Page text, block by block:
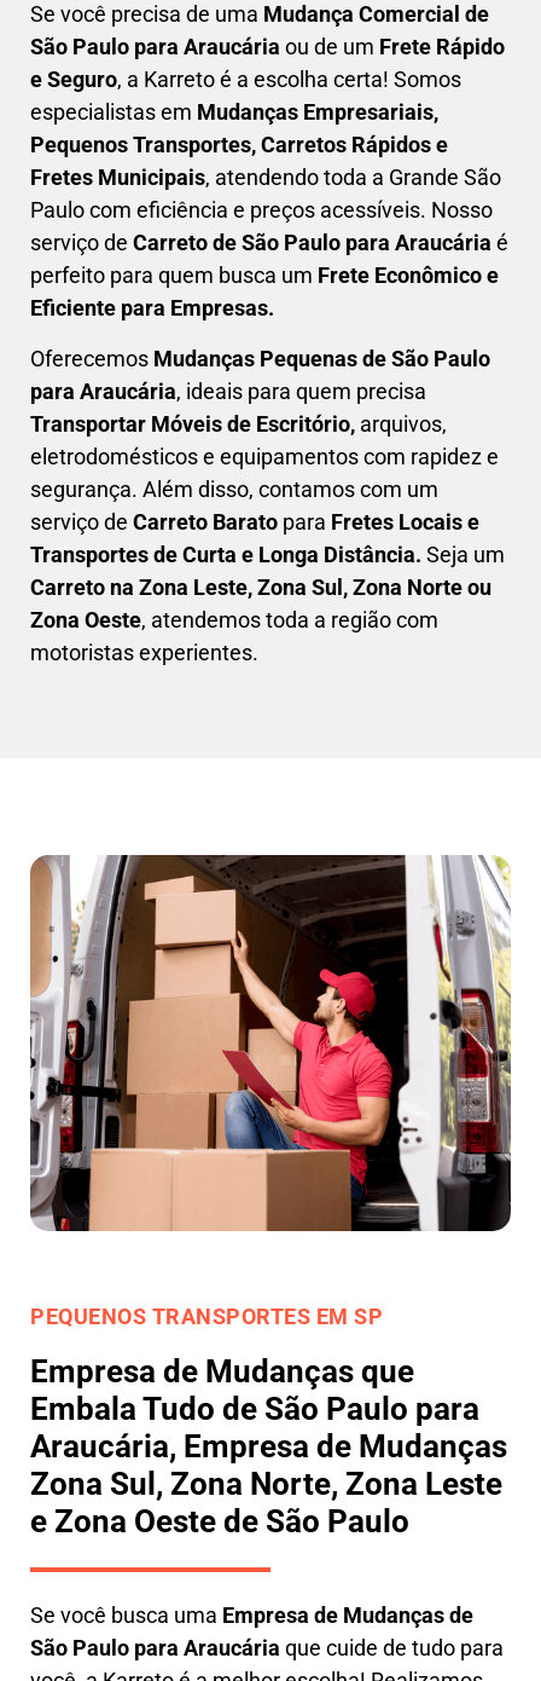
Se você precisa de uma Mudança Comercial de
São Paulo para Araucária ou de um Frete Rápido
e Seguro, a Karreto é a escolha certa! Somos
especialistas em Mudanças Empresariais,
Pequenos Transportes, Carretos Rápidos e
Fretes Municipais, atendendo toda a Grande São
Paulo com eficiência e preços acessíveis. Nosso
serviço de Carretode São Paulo para Araucária é
perfeito para quem busca um Frete Econômico e
Eficiente para Empresas.
Oferecemos Mudanças Pequenasde São Paulo
para Araucária, ideais para quem precisa
Transportar Móveis de Escritório, arquivos,
eletrodomésticos e equipamentos com rapidez e
segurança. Além disso, contamos com um
serviço de Carreto Barato para Fretes Locais e
Transportes de Curta e Longa Distância. Seja um
Carreto na Zona Leste, Zona Sul, Zona Norte ou
Zona Oeste, atendemos toda a região com
motoristas experientes.
PEQUENOS TRANSPORTES EM SP
Empresa de Mudanças que
Embala Tudo de São Paulo para
Araucária, Empresa de Mudanças
Zona Sul, Zona Norte, Zona Leste
e Zona Oeste de São Paulo
Se você busca uma Empresa de Mudanças de
São Paulo para Araucária que cuide de tudo para